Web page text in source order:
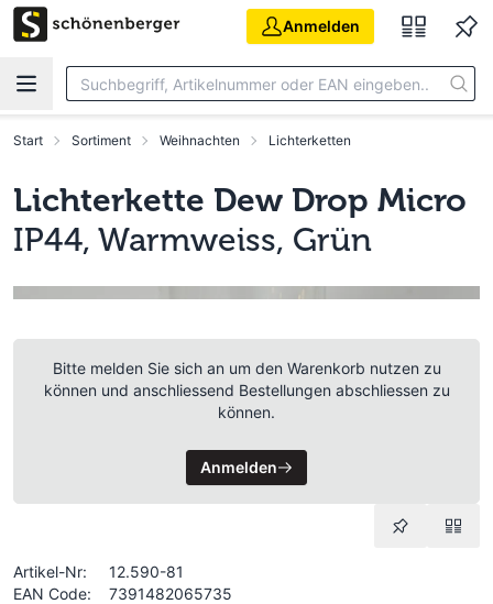
Zum Hauptinhalt springen
Anmelden
Start Sortiment Weihnachten Lichterketten
Lichterkette Dew Drop Micro
IP44, Warmweiss, Grün
Bitte melden Sie sich an um den Warenkorb nutzen zu
können und anschliessend Bestellungen abschliessen zu
können.
Anmelden
Artikel-Nr:
12.590-81
EAN Code:
7391482065735